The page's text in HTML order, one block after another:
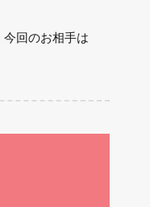
回のお相手は